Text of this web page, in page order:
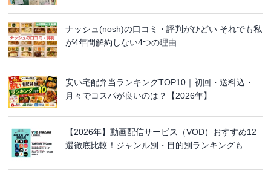
ナッシュ(nosh)の口コミ・評判がひどい それでも私
が4年間解約しない4つの理由
安い宅配弁当ランキングTOP10｜初回・送料込・
月々でコスパが良いのは？【2026年】
【2026年】動画配信サービス（VOD）おすすめ12
選徹底比較！ジャンル別・目的別ランキングも